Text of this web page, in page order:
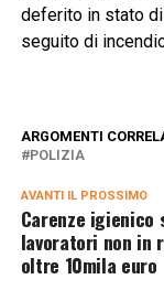
deferito in stato
seguito di
ARGOMENTI
POLIZIA
AVANTI IL ​​PROSSIMO
Carenze
lavoratori non in
oltre 10mila euro